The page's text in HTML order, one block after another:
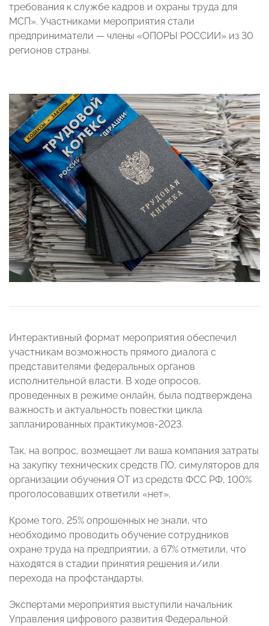
требования к службе кадров и охраны труда для
МСП». Участниками мероприятия стали
предприниматели — члены «ОПОРЫ РОССИИ» из 30
регионов страны.
Интерактивный формат мероприятия обеспечил
участникам возможность прямого диалога с
представителями федеральных органов
исполнительной власти. В ходе опросов,
проведенных в режиме онлайн, была подтверждена
важность и актуальность повестки цикла
запланированных практикумов-2023.
Так, на вопрос, возмещает ли ваша компания затраты
на закупку технических средств ПО, симуляторов для
организации обучения ОТ из средств ФСС РФ, 100%
проголосовавших ответили «нет».
Кроме того, 25% опрошенных не знали, что
необходимо проводить обучение сотрудников
охране труда на предприятии, а 67% отметили, что
находятся в стадии принятия решения и/или
перехода на профстандарты.
Экспертами мероприятия выступили начальник
Управления цифрового развития Федеральной